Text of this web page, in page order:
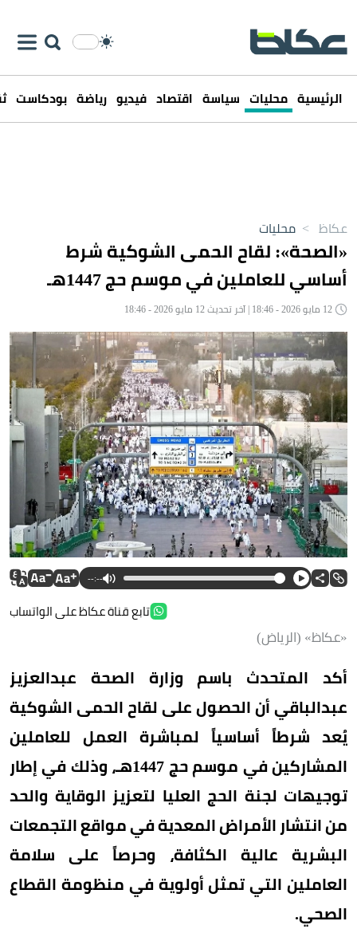
الرئيسية محليات سياسة اقتصاد فيديو رياضة بودكاست
عكاظ > محليات
«الصحة»: لقاح الحمى الشوكية شرط
أساسي للعاملين في موسم حج 1447هـ
--:--
تابع قناة عكاظ على الواتساب
«عكاظ» (الرياض)
أكد المتحدث باسم وزارة الصحة عبدالعزيز
عبدالباقي أن الحصول على لقاح الحمى الشوكية
يُعد شرطاً أساسياً لمباشرة العمل للعاملين
المشاركين في موسم حج 1447هـ، وذلك في إطار
توجيهات لجنة الحج العليا لتعزيز الوقاية والحد
من انتشار الأمراض المعدية في مواقع التجمعات
البشرية عالية الكثافة، وحرصاً على سلامة
العاملين التي تمثل أولوية في منظومة القطاع
الصحي.